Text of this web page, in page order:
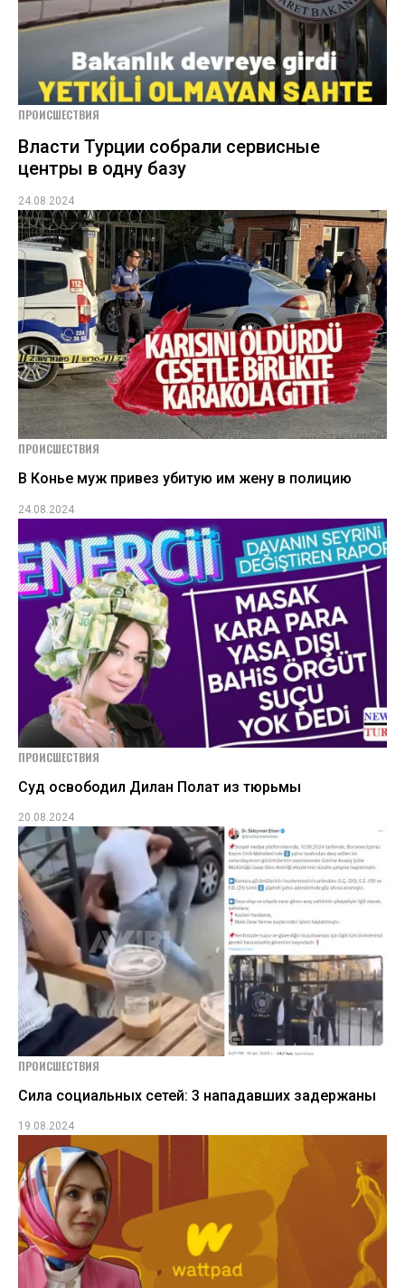
ПРОИСШЕСТВИЯ
Власти Турции собрали сервисные
центры в одну базу
24.08.2024
ПРОИСШЕСТВИЯ
В Конье муж привез убитую им жену в полицию
24.08.2024
ПРОИСШЕСТВИЯ
Суд освободил Дилан Полат из тюрьмы
20.08.2024
ПРОИСШЕСТВИЯ
Сила социальных сетей: 3 нападавших задержаны
19.08.2024